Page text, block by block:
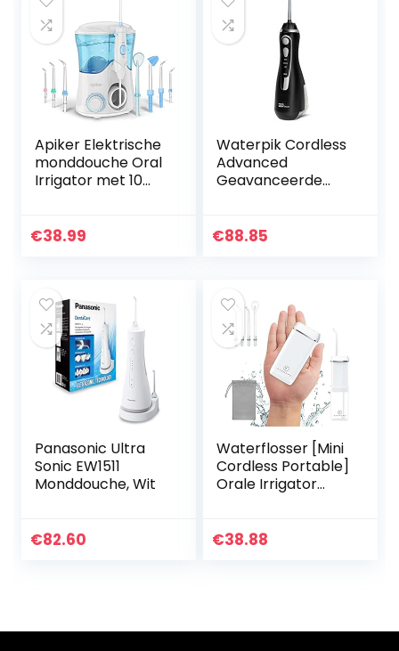
Apiker Elektrische
monddouche Oral
Irrigator met 10
waterreservoir, 8
€38.99
Waterpik Cordless
Advanced
Geavanceerde
Apparaat voor het
€88.85
Panasonic Ultra
Sonic EW1511
Monddouche, Wit
€82.60
Waterflosser [Mini
Cordless Portable]
Orale Irrigator
Telescopische
€38.88